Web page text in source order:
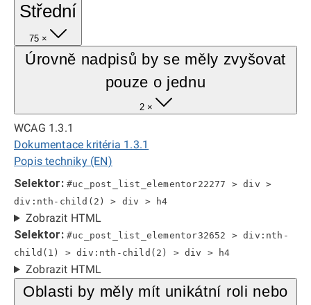
Střední
75 ×
Úrovně nadpisů by se měly zvyšovat
pouze o jednu
2 ×
WCAG 1.3.1
Dokumentace kritéria 1.3.1
Popis techniky (EN)
Selektor: #uc_post_list_elementor22277 > div >
div:nth-child(2) > div > h4
Zobrazit HTML
Selektor: #uc_post_list_elementor32652 > div:nth-
child(1) > div:nth-child(2) > div > h4
Zobrazit HTML
Oblasti by měly mít unikátní roli nebo